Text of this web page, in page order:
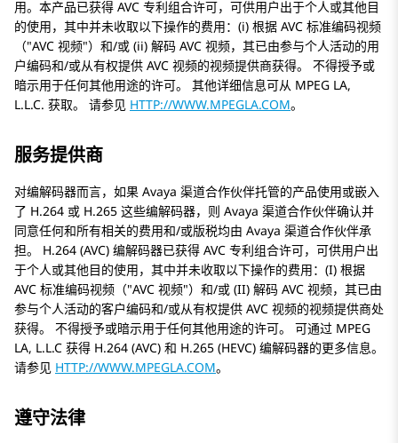
用。本产品已获得 AVC 专利组合许可，可供用户出于个人或其他目
的使用，其中并未收取以下操作的费用：(i) 根据 AVC 标准编码视频
（ AVC 视频 ）和/或 (ii) 解码 AVC 视频，其已由参与个人活动的用
户编码和/或从有权提供 AVC 视频的视频提供商获得。 不得授予或
暗示用于任何其他用途的许可。 其他详细信息可从 MPEG LA,
L.L.C. 获取。 请参见 HTTP://WWW.MPEGLA.COM。
服务提供商
对编解码器而言，如果 Avaya 渠道合作伙伴托管的产品使用或嵌入
了 H.264 或 H.265 这些编解码器，则 Avaya 渠道合作伙伴确认并
同意任何和所有相关的费用和/或版税均由 Avaya 渠道合作伙伴承
担。 H.264 (AVC) 编解码器已获得 AVC 专利组合许可，可供用户出
于个人或其他目的使用，其中并未收取以下操作的费用：(I) 根据
AVC 标准编码视频（ AVC 视频 ）和/或 (II) 解码 AVC 视频，其已由
参与个人活动的客户编码和/或从有权提供 AVC 视频的视频提供商处
获得。 不得授予或暗示用于任何其他用途的许可。 可通过 MPEG
LA, L.L.C 获得 H.264 (AVC) 和 H.265 (HEVC) 编解码器的更多信息。
请参见 HTTP://WWW.MPEGLA.COM。
遵守法律